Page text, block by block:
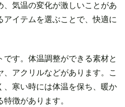
、気温の変化が激しいことがあ
アイテムを選ぶことで、快適に
です。体温調整ができる素材と
、アクリルなどがあります。こ
、寒い時には体温を保ち、暖か
徴があります。